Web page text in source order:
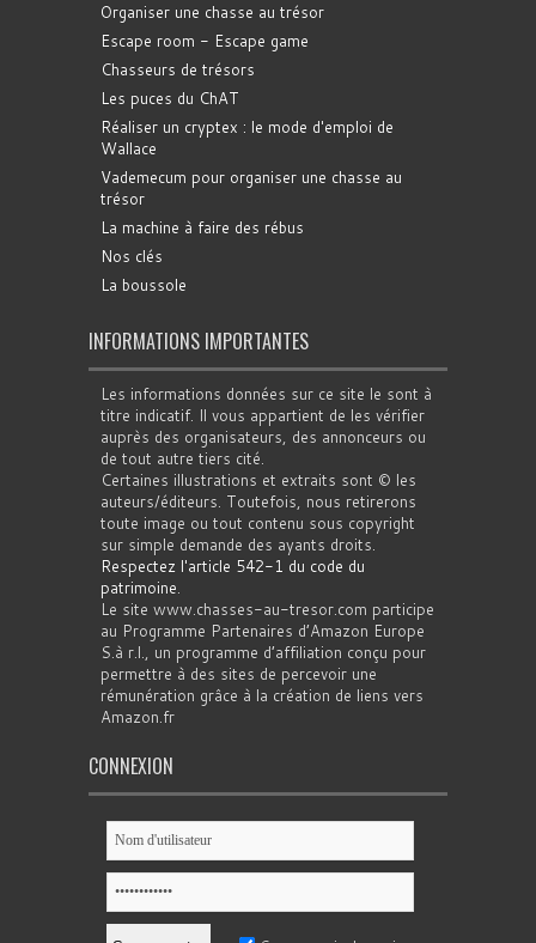
Organiser une chasse au trésor
Escape room - Escape game
Chasseurs de trésors
Les puces du ChAT
Réaliser un cryptex : le mode d'emploi de
Wallace
Vademecum pour organiser une chasse au
trésor
La machine à faire des rébus
Nos clés
La boussole
INFORMATIONS IMPORTANTES
Les informations données sur ce site le sont à
titre indicatif. Il vous appartient de les vérifier
auprès des organisateurs, des annonceurs ou
de tout autre tiers cité.
Certaines illustrations et extraits sont © les
auteurs/éditeurs. Toutefois, nous retirerons
toute image ou tout contenu sous copyright
sur simple demande des ayants droits.
Respectez l'article 542-1 du code du
patrimoine.
Le site www.chasses-au-tresor.com participe
au Programme Partenaires d’Amazon Europe
S.à r.l., un programme d’affiliation conçu pour
permettre à des sites de percevoir une
rémunération grâce à la création de liens vers
Amazon.fr
CONNEXION